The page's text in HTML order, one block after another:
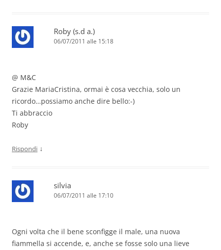
Roby (s.d a.)
06/07/2011 alle 15:18
@ M&C
Grazie MariaCristina, ormai è cosa vecchia, solo un
ricordo…possiamo anche dire bello:-)
Ti abbraccio
Roby
Rispondi ↓
silvia
06/07/2011 alle 17:10
Ogni volta che il bene sconfigge il male, una nuova
fiammella si accende, e, anche se fosse solo una lieve